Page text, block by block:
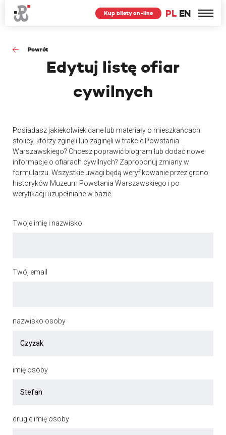
PL EN
Kup bilety on-line
Powrót
Edytuj listę ofiar
cywilnych
Posiadasz jakiekolwiek dane lub materiały o mieszkańcach
stolicy, którzy zginęli lub zaginęli w trakcie Powstania
Warszawskiego? Chcesz poprawić biogram lub dodać nowe
informacje o ofiarach cywilnych? Zaproponuj zmiany w
formularzu. Wszystkie uwagi będą weryfikowanie przez grono
historyków Muzeum Powstania Warszawskiego i po
weryfikacji uzupełniane w bazie.
Twoje imię i nazwisko
Twój email
nazwisko osoby
imię osoby
drugie imię osoby